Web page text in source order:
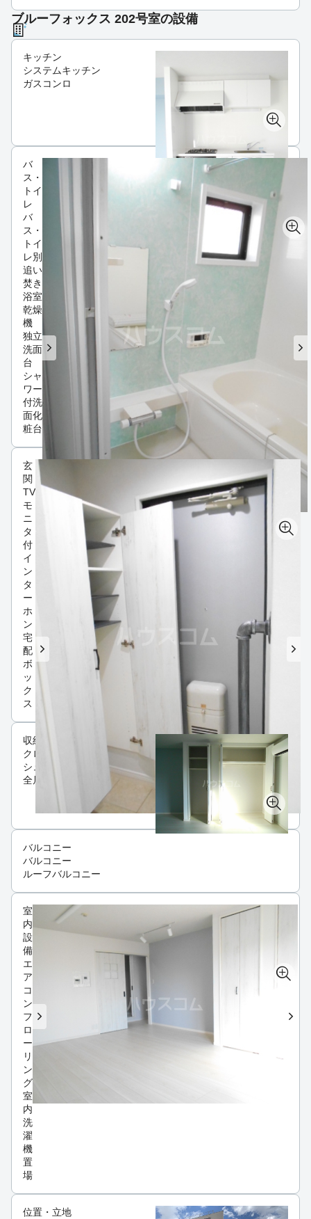
ブルーフォックス 202号室の設備
キッチン
システムキッチン
ガスコンロ
バ
ス・
トイ
レ
バ
ス・
トイ
レ別
追い
焚き
浴室
乾燥
機
独立
洗面
台
シャ
ワー
付洗
面化
粧台
玄
関
TV
モ
ニ
タ
付
イ
ン
タ
ー
ホ
ン
宅
配
ボ
ッ
ク
ス
収納
クローゼット
シューズボックス
全居室収納
バルコニー
バルコニー
ルーフバルコニー
室
内
設
備
エ
ア
コ
ン
フ
ロ
ー
リ
ン
グ
室
内
洗
濯
機
置
場
位置・立地